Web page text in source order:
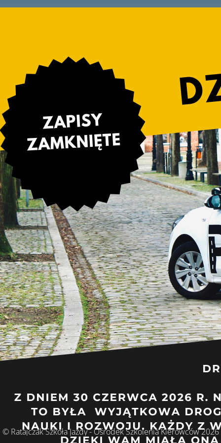
© Ratajczak Szkoła Jazdy - Ośrodek Szkolenia Kierowców 2026